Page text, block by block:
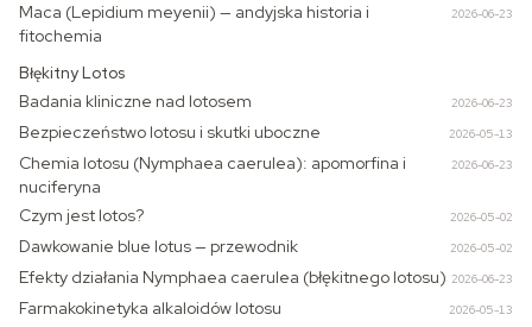
Maca (Lepidium meyenii) — andyjska historia i
fitochemia
2026-06-23
Błękitny Lotos
Badania kliniczne nad lotosem 2026-06-23
Bezpieczeństwo lotosu i skutki uboczne 2026-05-13
Chemia lotosu (Nymphaea caerulea): apomorfina i
nuciferyna
2026-06-23
Czym jest lotos? 2026-05-02
Dawkowanie blue lotus — przewodnik 2026-05-02
Efekty działania Nymphaea caerulea (błękitnego lotosu) 2026-06-23
Farmakokinetyka alkaloidów lotosu 2026-05-13